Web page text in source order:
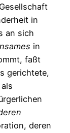
in
an sich
in
faßt
gerichtete,
deren